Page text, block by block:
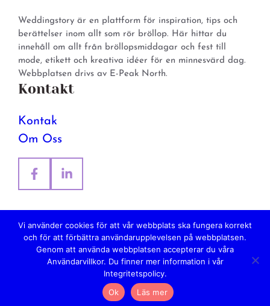
Weddingstory är en plattform för inspiration, tips och
berättelser inom allt som rör bröllop. Här hittar du
innehåll om allt från bröllopsmiddagar och fest till
mode, etikett och kreativa idéer för en minnesvärd dag.
Webbplatsen drivs av E-Peak North.
Kontakt
Kontak
Om Oss
© 2026 Weddingstory. All rights reserved.
Integritetspolicy
Användarvillkor
Vi använder cookies för att vår webbplats ska fungera korrekt
och för att förbättra användarupplevelsen på webbplatsen.
Genom att använda webbplatsen accepterar du våra
Användarvillkor. Du finner mer information i vår
Integritetspolicy.
Ok
Läs mer